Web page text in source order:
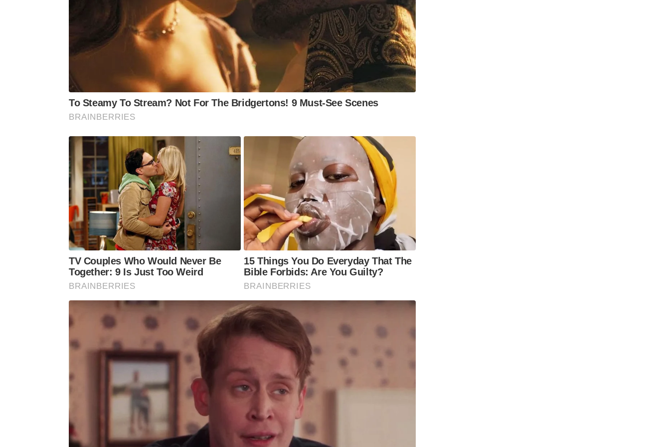
Morno, o segundo tempo serviu apenas para confirmar a vitória boliviana. O resultado
pôs fim a um jejum de 16 anos sem triunfos da Bolívia sobre o Brasil.
To Steamy To Stream? Not For The Bridgertons! 9 Must-See Scenes
BRAINBERRIES
TV Couples Who Would Never Be
Together: 9 Is Just Too Weird
BRAINBERRIES
15 Things You Do Everyday That The
Bible Forbids: Are You Guilty?
BRAINBERRIES